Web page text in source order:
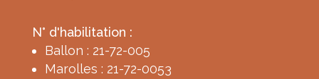
N° d'habilitation :
Ballon : 21-72-005
Marolles : 21-72-0053